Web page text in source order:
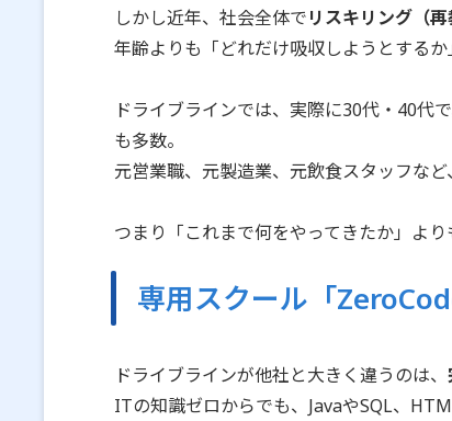
しかし近年、社会全体でリスキリング（再
年齢よりも「どれだけ吸収しようとするか
ドライブラインでは、実際に30代・40代
も多数。
元営業職、元製造業、元飲食スタッフな
つまり「これまで何をやってきたか」より
専用スクール「
ドライブラインが他社と大きく違うのは、
ITの知識ゼロからでも、JavaやSQL、